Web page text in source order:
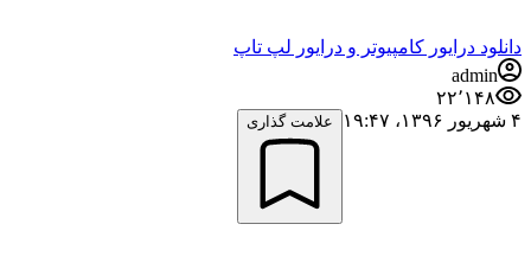
دانلود درایور کامپیوتر و درایور لپ تاپ
admin
۲۲٬۱۴۸
۴ شهریور ۱۳۹۶،‏ ۱۹:۴۷
علامت گذاری